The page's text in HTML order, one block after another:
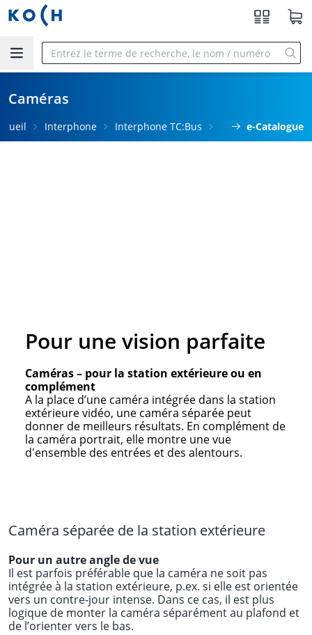
Aller au contenu principal
Caméras
Interphone Interphone TC:Bus e-Catalogue
Pour une vision parfaite
Caméras – pour la station extérieure ou en
complément
A la place d’une caméra intégrée dans la station
extérieure vidéo, une caméra séparée peut
donner de meilleurs résultats. En complément de
la caméra portrait, elle montre une vue
d'ensemble des entrées et des alentours.
Caméra séparée de la station extérieure
Pour un autre angle de vue
Il est parfois préférable que la caméra ne soit pas
intégrée à la station extérieure, p.ex. si elle est orientée
vers un contre-jour intense. Dans ce cas, il est plus
logique de monter la caméra séparément au plafond et
de l’orienter vers le bas.